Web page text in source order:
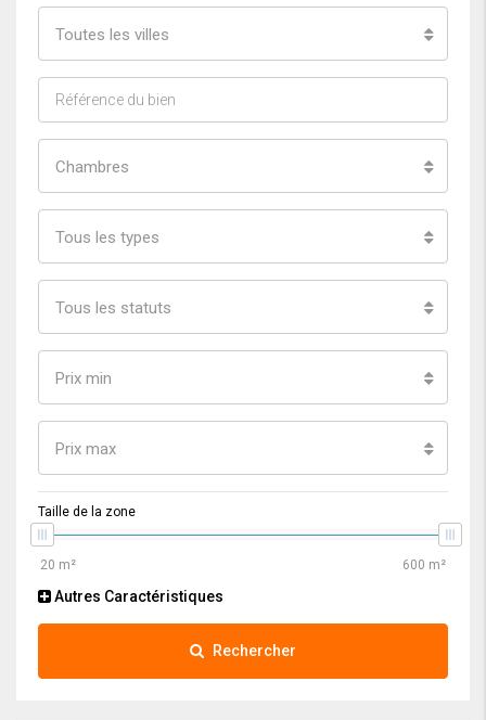
Toutes les villes
Chambres
Tous les types
Tous les statuts
Prix min
Prix max
Taille de la zone
Autres Caractéristiques
Rechercher